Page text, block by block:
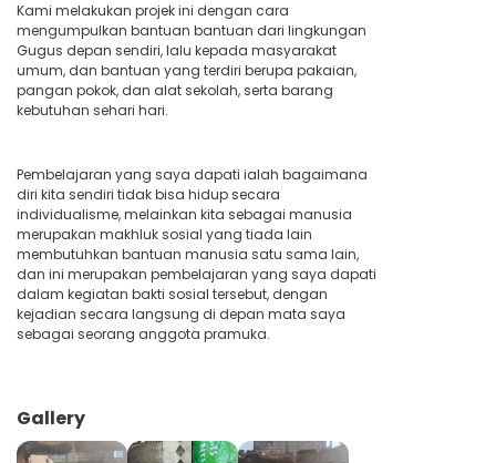
Kami melakukan projek ini dengan cara
mengumpulkan bantuan bantuan dari lingkungan
Gugus depan sendiri, lalu kepada masyarakat
umum, dan bantuan yang terdiri berupa pakaian,
pangan pokok, dan alat sekolah, serta barang
kebutuhan sehari hari.
Pembelajaran yang saya dapati ialah bagaimana
diri kita sendiri tidak bisa hidup secara
individualisme, melainkan kita sebagai manusia
merupakan makhluk sosial yang tiada lain
membutuhkan bantuan manusia satu sama lain,
dan ini merupakan pembelajaran yang saya dapati
dalam kegiatan bakti sosial tersebut, dengan
kejadian secara langsung di depan mata saya
sebagai seorang anggota pramuka.
Gallery